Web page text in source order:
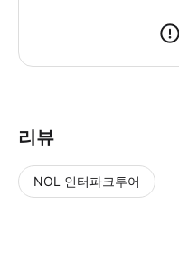
리뷰
NOL 인터파크투어